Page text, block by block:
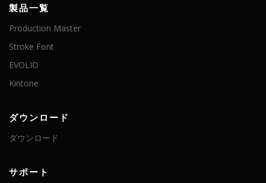
製品一覧
Production Master
Stroke Font
EVOLIO
Kintone
ダウンロード
ダウンロード
サポート